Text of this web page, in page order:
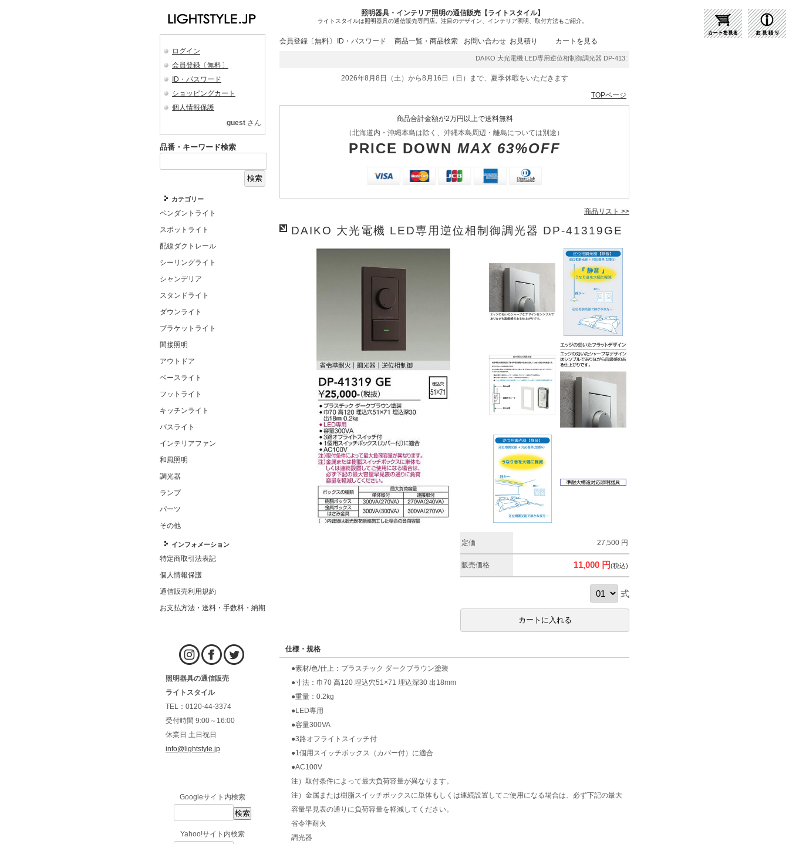
照明器具・インテリア照明の通信販売【ライトスタイル】
ライトスタイルは照明器具の通信販売専門店。注目のデザイン、インテリア照明、取付方法もご紹介。
ログイン
会員登録〔無料〕
ID・パスワード
ショッピングカート
個人情報保護
guest さん
品番・キーワード検索
カテゴリー
ペンダントライト
スポットライト
配線ダクトレール
シーリングライト
シャンデリア
スタンドライト
ダウンライト
ブラケットライト
間接照明
アウトドア
ベースライト
フットライト
キッチンライト
バスライト
インテリアファン
和風照明
調光器
ランプ
パーツ
その他
インフォメーション
特定商取引法表記
個人情報保護
通信販売利用規約
お支払方法・送料・手数料・納期
照明器具の通信販売
ライトスタイル
TEL：0120-44-3374
受付時間 9:00～16:00
休業日 土日祝日
info@lightstyle.jp
Googleサイト内検索
Yahoo!サイト内検索
会員登録〔無料〕 ID・パスワード 商品一覧・商品検索 お問い合わせ お見積り カートを見る
DAIKO 大光電機 LED専用逆位相制御調光器 DP-41319GE | 商品紹介 | 照明器具の通販・インテリア照明の通信
2026年8月8日（土）から8月16日（日）まで、夏季休暇をいただきます
TOPページ
商品合計金額が2万円以上で送料無料
（北海道内・沖縄本島は除く、沖縄本島周辺・離島については別途）
PRICE DOWN MAX 63%OFF
商品リスト >>
DAIKO 大光電機 LED専用逆位相制御調光器 DP-41319GE
定価 27,500 円
販売価格 11,000 円(税込)
式
仕様・規格
●素材/色/仕上：プラスチック ダークブラウン塗装
●寸法：巾70 高120 埋込穴51×71 埋込深30 出18mm
●重量：0.2kg
●LED専用
●容量300VA
●3路オフライトスイッチ付
●1個用スイッチボックス（カバー付）に適合
●AC100V
注）取付条件によって最大負荷容量が異なります。
注）金属または樹脂スイッチボックスに単体もしくは連続設置してご使用になる場合は、必ず下記の最大
容量早見表の通りに負荷容量を軽減してください。
省令準耐火
調光器